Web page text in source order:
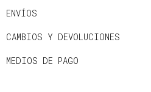
ENVÍOS
CAMBIOS Y DEVOLUCIONES
MEDIOS DE PAGO